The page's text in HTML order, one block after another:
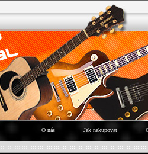
O nás Jak nakupovat